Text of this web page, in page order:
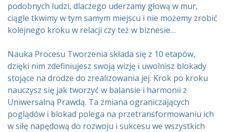
podobnych ludzi, dlaczego uderzamy głową w mur,
ciągle tkwimy w tym samym miejscu i nie możemy zrobić
kolejnego kroku w relacji czy też w biznesie…
Nauka Procesu Tworzenia składa się z 10 etapów,
dzięki nim zdefiniujesz swoją wizję i uwolnisz blokady
stojące na drodze do zrealizowania jej. Krok po kroku
nauczysz się jak tworzyć w balansie i harmonii z
Uniwersalną Prawdą. Ta zmiana ograniczających
poglądów i blokad polega na przetransformowaniu ich
w siłę napędową do rozwoju i sukcesu we wszystkich